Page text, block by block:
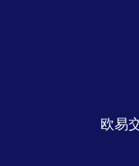
欧易